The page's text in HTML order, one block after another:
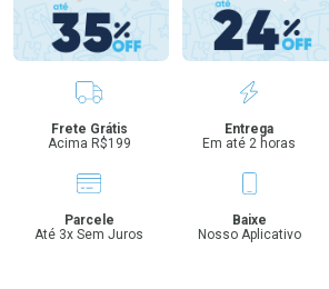
Benefícios
Frete Grátis
Acima R$199
Entrega
Em até 2 horas
Parcele
Até 3x Sem Juros
Baixe
Nosso Aplicativo